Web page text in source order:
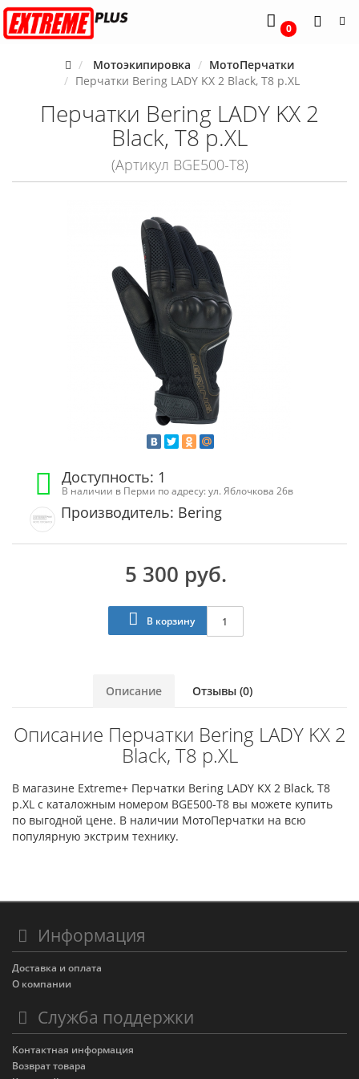
0
Мотоэкипировка
МотоПерчатки
Перчатки Bering LADY KX 2 Black, T8 р.XL
Перчатки Bering LADY KX 2
Black, T8 р.XL
(Артикул BGE500-T8)
Доступность: 1
В наличии в Перми по адресу: ул. Яблочкова 26в
Производитель: Bering
5 300 руб.
В корзину
Описание Отзывы (0)
Описание Перчатки Bering LADY KX 2
Black, T8 р.XL
В магазине Extreme+ Перчатки Bering LADY KX 2 Black, T8
р.XL с каталожным номером BGE500-T8 вы можете купить
по выгодной цене. В наличии МотоПерчатки на всю
популярную экстрим технику.
Информация
Доставка и оплата
О компании
Служба поддержки
Контактная информация
Возврат товара